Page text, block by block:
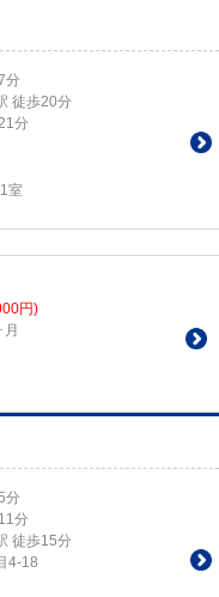
分
徒歩20分
分
1室
円)
分
分
徒歩15分
4-18